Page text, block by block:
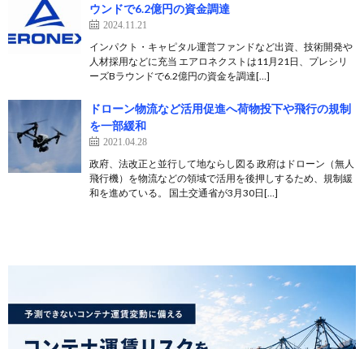
ウンドで6.2億円の資金調達
2024.11.21
インパクト・キャピタル運営ファンドなど出資、技術開発や
人材採用などに充当 エアロネクストは11月21日、プレシリ
ーズBラウンドで6.2億円の資金を調達[…]
ドローン物流など活用促進へ荷物投下や飛行の規制
を一部緩和
2021.04.28
政府、法改正と並行して地ならし図る 政府はドローン（無人
飛行機）を物流などの領域で活用を後押しするため、規制緩
和を進めている。 国土交通省が3月30日[…]